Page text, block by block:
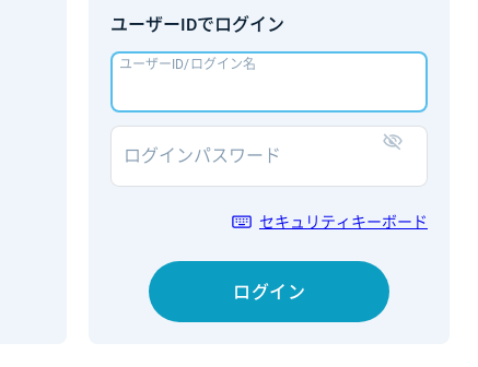
ユーザーIDでログイン
ユーザーID/ログイン名
ログインパスワード
セキュリティキーボード
ログイン